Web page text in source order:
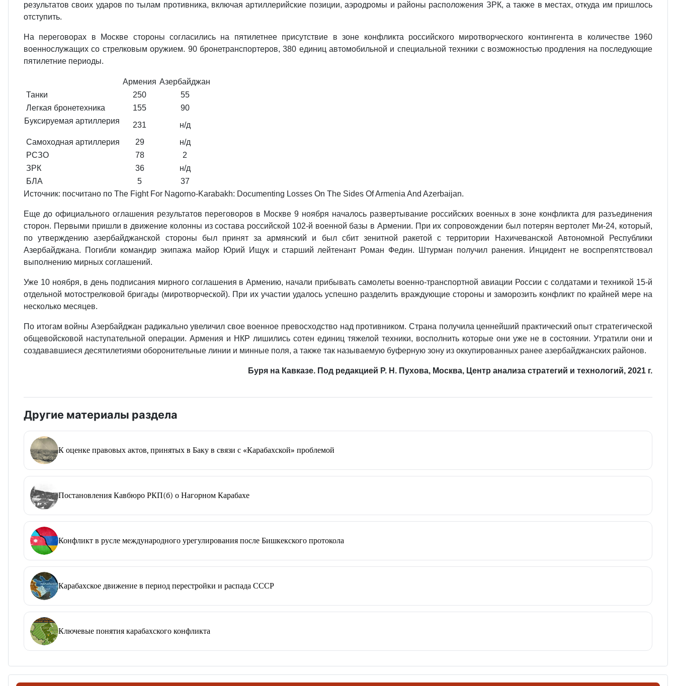
результатов своих ударов по тылам противника, включая артиллерийские позиции, аэродромы и районы расположения ЗРК, а также в местах, откуда им пришлось
отступить.
На переговорах в Москве стороны согласились на пятилетнее присутствие в зоне конфликта российского миротворческого контингента в количестве 1960
военнослужащих со стрелковым оружием. 90 бронетранспортеров, 380 единиц автомобильной и специальной техники с возможностью продления на последу­ющие
пятилетние периоды.
Армения Азербайджан
Танки
250
55
Легкая бронетехника
155
90
Буксируемая артиллерия
231
н/д
Самоходная артиллерия
29
н/д
РСЗО
78
2
ЗРК
36
н/д
БЛА
5
37
Источник: посчитано по The Fight For Nagorno-Karabakh: Documenting Losses On The Sides Of Armenia And Azerbaijan.
Еще до официального оглашения результатов переговоров в Москве 9 ноября началось развертывание российских военных в зоне конфликта для разъединения
сторон. Первыми пришли в движение колонны из соста­ва российской 102-й военной базы в Армении. При их сопровождении был потерян вертолет Ми-24, который,
по утверждению азербайджанской стороны был принят за армянский и был сбит зенитной ракетой с территории Нахичеванской Автономной Республики
Азербайджана. Погибли командир экипажа майор Юрий Ищук и старший лейтенант Роман Федин. Штурман получил ранения. Инцидент не воспрепятствовал
выполнению мирных соглашений.
Уже 10 ноября, в день подписания мирного соглашения в Армению, начали прибывать самолеты военно-транспортной авиации России с солдатами и тех­никой 15-й
отдельной мотострелковой бригады (миротворческой). При их учас­тии удалось успешно разделить враждующие стороны и заморозить конфликт по крайней мере на
несколько месяцев.
По итогам войны Азербайджан радикально увеличил свое военное пре­восходство над противником. Страна получила ценнейший практический опыт стратегической
общевойсковой наступательной операции. Армения и НКР ли­шились сотен единиц тяжелой техники, восполнить которые они уже не в состо­янии. Утратили они и
создававшиеся десятилетиями оборонительные линии и минные поля, а также так называемую буферную зону из оккупированных ра­нее азербайджанских районов.
Буря на Кавказе. Под редакцией Р. Н. Пухова, Москва, Центр анализа стратегий и технологий, 2021 г.
Другие материалы раздела
К оценке правовых актов, принятых в Баку в связи с «Карабахской» проблемой
Постановления Кавбюро РКП(б) о Нагорном Карабахе
Конфликт в русле международного урегулирования после Бишкекского протокола
Карабахское движение в период перестройки и распада СССР
Ключевые понятия карабахского конфликта